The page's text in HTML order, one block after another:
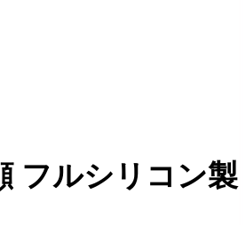
フルシリコン製